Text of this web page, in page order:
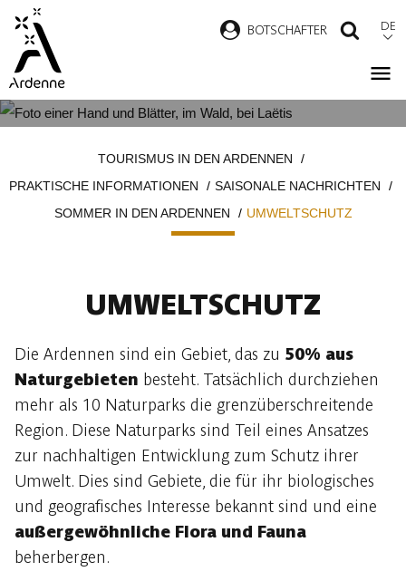
Direkt
zum
Inhalt
BOTSCHAFTER DE
TOURISMUS IN DEN ARDENNEN
PRAKTISCHE INFORMATIONEN
SAISONALE NACHRICHTEN
SOMMER IN DEN ARDENNEN
UMWELTSCHUTZ
UMWELTSCHUTZ
Die Ardennen sind ein Gebiet, das zu 50% aus
Naturgebieten besteht. Tatsächlich durchziehen
mehr als 10 Naturparks die grenzüberschreitende
Region. Diese Naturparks sind Teil eines Ansatzes
zur nachhaltigen Entwicklung zum Schutz ihrer
Umwelt. Dies sind Gebiete, die für ihr biologisches
und geografisches Interesse bekannt sind und eine
außergewöhnliche Flora und Fauna
beherbergen.